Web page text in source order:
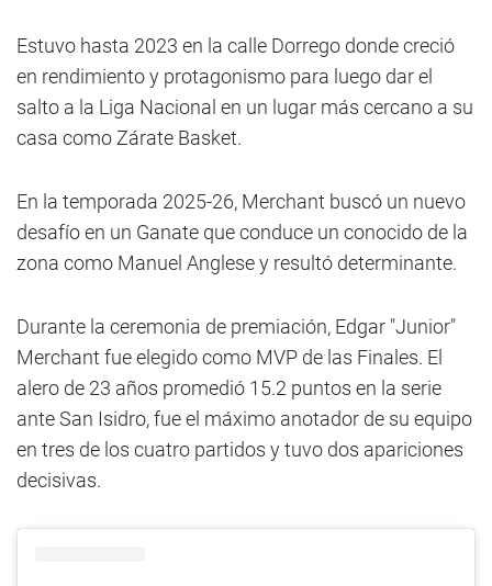
Estuvo hasta 2023 en la calle Dorrego donde creció
en rendimiento y protagonismo para luego dar el
salto a la Liga Nacional en un lugar más cercano a su
casa como Zárate Basket.
En la temporada 2025-26, Merchant buscó un nuevo
desafío en un Ganate que conduce un conocido de la
zona como Manuel Anglese y resultó determinante.
Durante la ceremonia de premiación, Edgar "Junior"
Merchant fue elegido como MVP de las Finales. El
alero de 23 años promedió 15.2 puntos en la serie
ante San Isidro, fue el máximo anotador de su equipo
en tres de los cuatro partidos y tuvo dos apariciones
decisivas.